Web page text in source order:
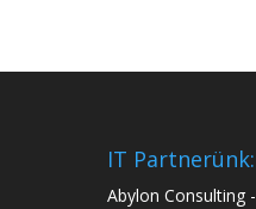
IT Partnerünk:
Abylon Consulting -